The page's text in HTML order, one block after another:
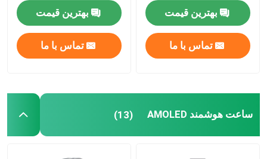
تور کارخانه
بهترین قیمت
تماس با ما
بهترین قیمت
تماس با ما
ساعت هوشمند AMOLED (13)